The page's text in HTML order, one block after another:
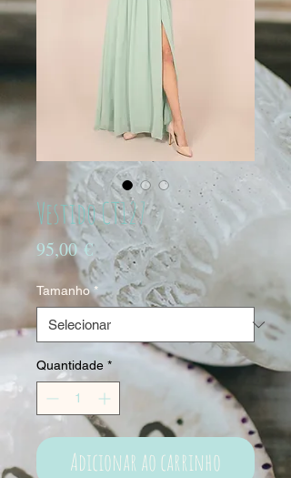
Vestido CT127
95,00 €Preço
Tamanho *
Quantidade *
Adicionar ao carrinho